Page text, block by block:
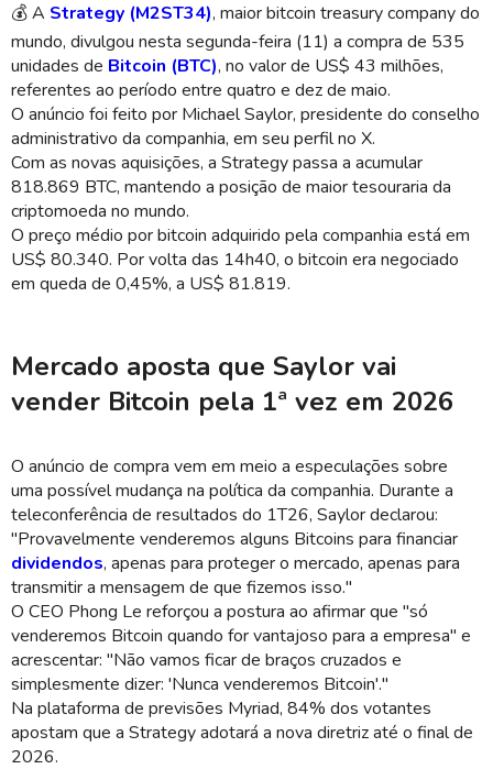
💰A Strategy (M2ST34), maior bitcoin treasury company do
mundo, divulgou nesta segunda-feira (11) a compra de 535
unidades de Bitcoin (BTC), no valor de US$ 43 milhões,
referentes ao período entre quatro e dez de maio.
O anúncio foi feito por Michael Saylor, presidente do conselho
administrativo da companhia, em seu perfil no X.
Com as novas aquisições, a Strategy passa a acumular
818.869 BTC, mantendo a posição de maior tesouraria da
criptomoeda no mundo.
O preço médio por bitcoin adquirido pela companhia está em
US$ 80.340. Por volta das 14h40, o bitcoin era negociado
em queda de 0,45%, a US$ 81.819.
Mercado aposta que Saylor vai
vender Bitcoin pela 1ª vez em 2026
O anúncio de compra vem em meio a especulações sobre
uma possível mudança na política da companhia. Durante a
teleconferência de resultados do 1T26, Saylor declarou:
"Provavelmente venderemos alguns Bitcoins para financiar
dividendos, apenas para proteger o mercado, apenas para
transmitir a mensagem de que fizemos isso."
O CEO Phong Le reforçou a postura ao afirmar que "só
venderemos Bitcoin quando for vantajoso para a empresa" e
acrescentar: "Não vamos ficar de braços cruzados e
simplesmente dizer: 'Nunca venderemos Bitcoin'."
Na plataforma de previsões Myriad, 84% dos votantes
apostam que a Strategy adotará a nova diretriz até o final de
2026.